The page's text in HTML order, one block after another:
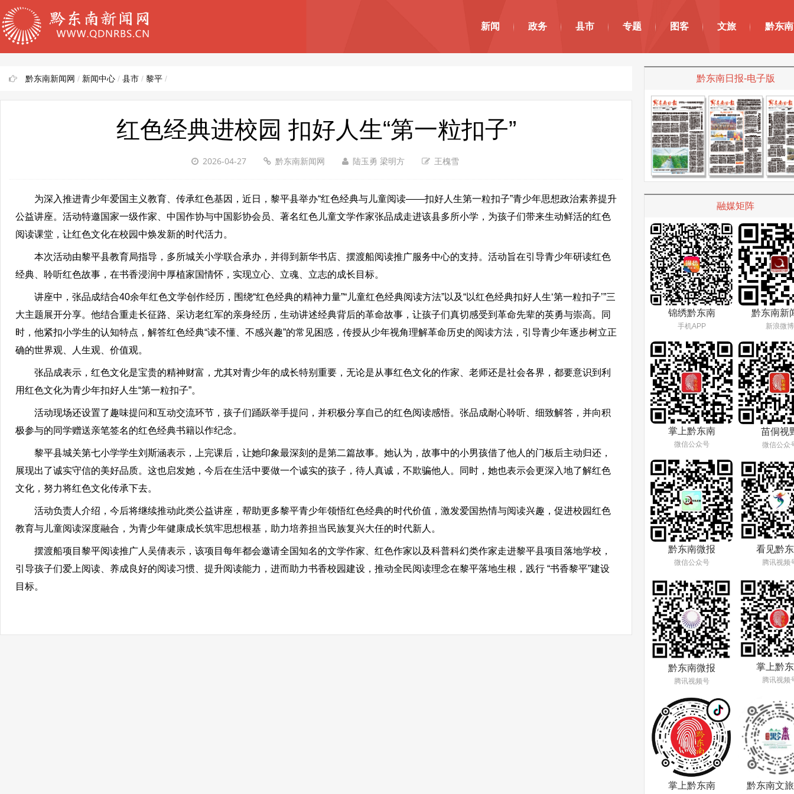
新闻 政务 县市 专题 图客 文旅 黔东
黔东南新闻网 / 新闻中心 / 县市 / 黎平 /
红色经典进校园 扣好人生“第一粒扣子”
2026-04-27 黔东南新闻网 陆玉勇 梁明方 王槐雪
为深入推进青少年爱国主义教育、传承红色基因，近日，黎平县举办“红色经典与儿童阅读——扣好人生第一粒扣子”青少年思想政治素养提升
公益讲座。活动特邀国家一级作家、中国作协与中国影协会员、著名红色儿童文学作家张品成走进该县多所小学，为孩子们带来生动鲜活的红色
阅读课堂，让红色文化在校园中焕发新的时代活力。
本次活动由黎平县教育局指导，多所城关小学联合承办，并得到新华书店、摆渡船阅读推广服务中心的支持。活动旨在引导青少年研读红色
经典、聆听红色故事，在书香浸润中厚植家国情怀，实现立心、立魂、立志的成长目标。
讲座中，张品成结合40余年红色文学创作经历，围绕“红色经典的精神力量”“儿童红色经典阅读方法”以及“以红色经典扣好人生‘第一粒扣子’”三
大主题展开分享。他结合重走长征路、采访老红军的亲身经历，生动讲述经典背后的革命故事，让孩子们真切感受到革命先辈的英勇与崇高。同
时，他紧扣小学生的认知特点，解答红色经典“读不懂、不感兴趣”的常见困惑，传授从少年视角理解革命历史的阅读方法，引导青少年逐步树立正
确的世界观、人生观、价值观。
张品成表示，红色文化是宝贵的精神财富，尤其对青少年的成长特别重要，无论是从事红色文化的作家、老师还是社会各界，都要意识到利
用红色文化为青少年扣好人生“第一粒扣子”。
活动现场还设置了趣味提问和互动交流环节，孩子们踊跃举手提问，并积极分享自己的红色阅读感悟。张品成耐心聆听、细致解答，并向积
极参与的同学赠送亲笔签名的红色经典书籍以作纪念。
黎平县城关第七小学学生刘斯涵表示，上完课后，让她印象最深刻的是第二篇故事。她认为，故事中的小男孩借了他人的门板后主动归还，
展现出了诚实守信的美好品质。这也启发她，今后在生活中要做一个诚实的孩子，待人真诚，不欺骗他人。同时，她也表示会更深入地了解红色
文化，努力将红色文化传承下去。
活动负责人介绍，今后将继续推动此类公益讲座，帮助更多黎平青少年领悟红色经典的时代价值，激发爱国热情与阅读兴趣，促进校园红色
教育与儿童阅读深度融合，为青少年健康成长筑牢思想根基，助力培养担当民族复兴大任的时代新人。
摆渡船项目黎平阅读推广人吴倩表示，该项目每年都会邀请全国知名的文学作家、红色作家以及科普科幻类作家走进黎平县项目落地学校，
引导孩子们爱上阅读、养成良好的阅读习惯、提升阅读能力，进而助力书香校园建设，推动全民阅读理念在黎平落地生根，践行 “书香黎平”建设
目标。
黔东南日报-电子版
融媒矩阵
锦绣黔东南
手机APP
黔东南新
新浪微博
掌上黔东南
微信公众号
苗侗视
微信公众
黔东南微报
微信公众号
看见黔
腾讯视频
黔东南微报
腾讯视频号
掌上黔
腾讯视频
掌上黔东南 黔东南文